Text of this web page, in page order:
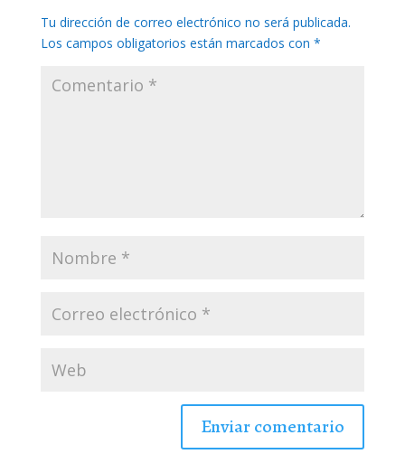
Tu dirección de correo electrónico no será publicada.
Los campos obligatorios están marcados con *